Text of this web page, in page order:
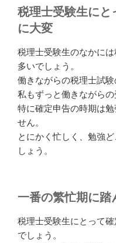
税理士受験生にと
に大変
税理士受験生のなかに
多いでしょう。
働きながらの税理士試験
私もずっと働きながらの
特に確定申告の時期は
せん。
とにかく忙しく、勉強
しょう。
一番の繁忙期に踏
税理士受験生にとって
でしょう。